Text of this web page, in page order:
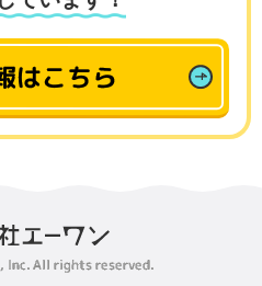
はこちら
All rights reserved.